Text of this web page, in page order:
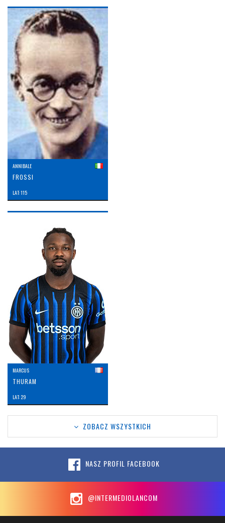
ANNIBALE
FROSSI
LAT: 115
MARCUS
THURAM
LAT: 29
ZOBACZ WSZYSTKICH
NASZ PROFIL FACEBOOK
@INTERMEDIOLANCOM